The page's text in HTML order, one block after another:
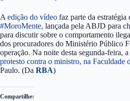
A edição do vídeo faz parte da estratégia
#MoroMente, lançada pela ABJD para
para discutir sobre o comportamento
dos procuradores do Ministério Público
operação. Na noite desta segunda-feira,
protesto contra o ministro, na Faculdade
Paulo. (Da RBA)
Compartilhe: